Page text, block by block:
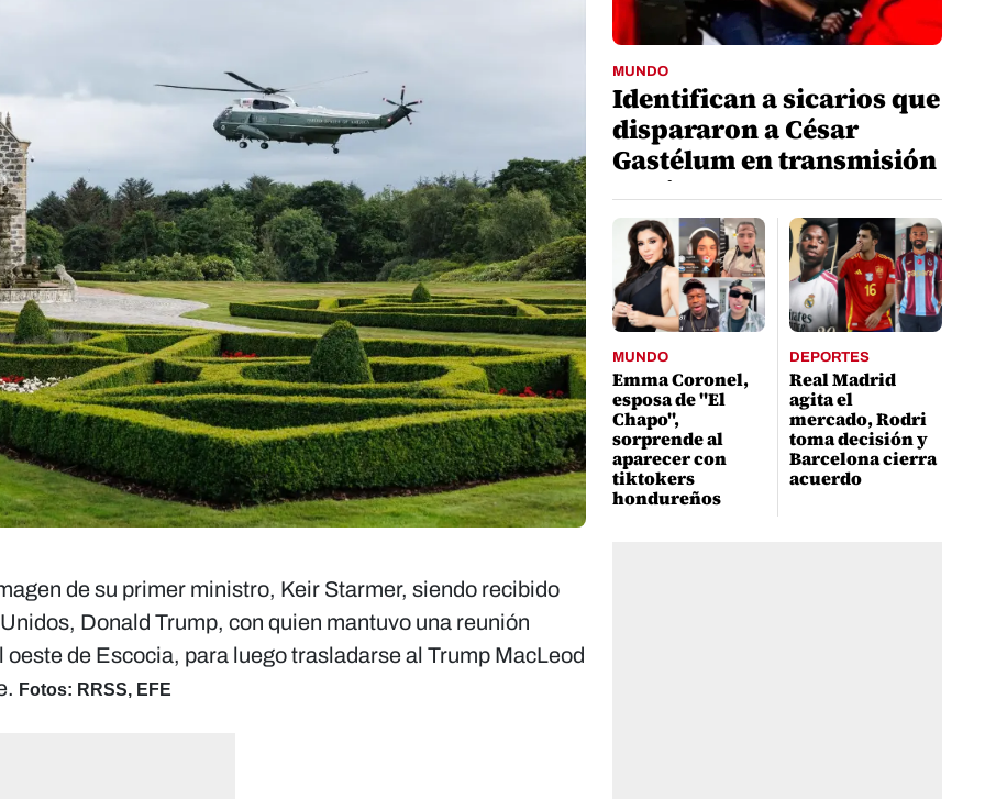
de su primer ministro, Keir Starmer, siendo recibido
Donald Trump, con quien mantuvo una reunión
de Escocia, para luego trasladarse al Trump MacLeod
Fotos: RRSS, EFE
MUNDO
Identifican a sicarios que
dispararon a César
Gastélum en transmisión
en vivo
MUNDO
Emma Coronel,
esposa de "El
Chapo",
sorprende al
aparecer con
tiktokers
hondureños
DEPORTES
Real Madrid
agita el
mercado, Rodri
toma decisión y
Barcelona cierra
acuerdo